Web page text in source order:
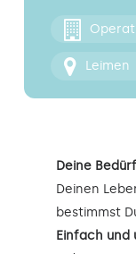
Kontakt
Leimen
Deine
Deinen
bestimmst
Einfach und